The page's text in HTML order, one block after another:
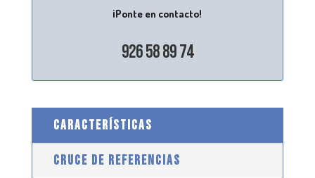
¡Ponte en contacto!
926 58 89 74
CARACTERÍSTICAS
CRUCE DE REFERENCIAS